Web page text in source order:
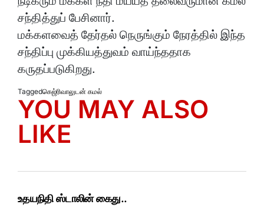
சந்தித்துப் பேசினார்.
மக்களவைத் தேர்தல் நெருங்கும் நேரத்தில் இந்த
சந்திப்பு முக்கியத்துவம் வாய்ந்ததாக
கருதப்படுகிறது.
Taggedகெஜ்ரிவாலுடன் கமல்
YOU MAY ALSO
LIKE
உதயநிதி ஸ்டாலின் கைது..